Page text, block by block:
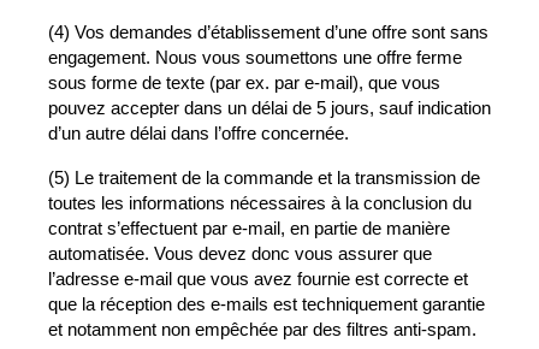
(4) Vos demandes d’établissement d’une offre sont sans
engagement. Nous vous soumettons une offre ferme
sous forme de texte (par ex. par e-mail), que vous
pouvez accepter dans un délai de 5 jours, sauf indication
d’un autre délai dans l’offre concernée.
(5) Le traitement de la commande et la transmission de
toutes les informations nécessaires à la conclusion du
contrat s’effectuent par e-mail, en partie de manière
automatisée. Vous devez donc vous assurer que
l’adresse e-mail que vous avez fournie est correcte et
que la réception des e-mails est techniquement garantie
et notamment non empêchée par des filtres anti-spam.